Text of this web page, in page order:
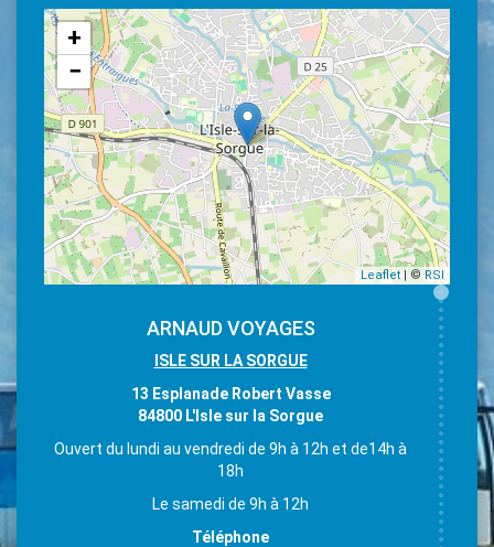
+
−
Leaflet| ©RSI
ARNAUD VOYAGES
ISLE SUR LA SORGUE
13 Esplanade Robert Vasse
84800 L'Isle sur la Sorgue
Ouvert du lundi au vendredi de 9h à 12h et de14h à
18h
Le samedi de 9h à 12h
Téléphone